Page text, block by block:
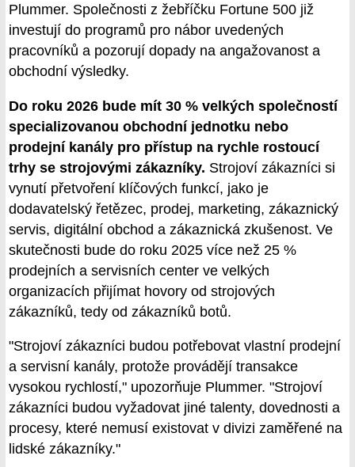
Plummer. Společnosti z žebříčku Fortune 500 již
investují do programů pro nábor uvedených
pracovníků a pozorují dopady na angažovanost a
obchodní výsledky.
Do roku 2026 bude mít 30 % velkých společností
specializovanou obchodní jednotku nebo
prodejní kanály pro přístup na rychle rostoucí
trhy se strojovými zákazníky. Strojoví zákazníci si
vynutí přetvoření klíčových funkcí, jako je
dodavatelský řetězec, prodej, marketing, zákaznický
servis, digitální obchod a zákaznická zkušenost. Ve
skutečnosti bude do roku 2025 více než 25 %
prodejních a servisních center ve velkých
organizacích přijímat hovory od strojových
zákazníků, tedy od zákazníků botů.
"Strojoví zákazníci budou potřebovat vlastní prodejní
a servisní kanály, protože provádějí transakce
vysokou rychlostí," upozorňuje Plummer. "Strojoví
zákazníci budou vyžadovat jiné talenty, dovednosti a
procesy, které nemusí existovat v divizi zaměřené na
lidské zákazníky."